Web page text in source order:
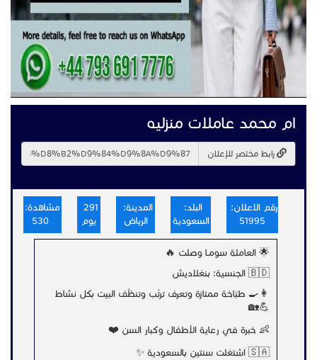
ام محمد عاملات منزليه
رابط مختصر للإعلان
رقم الاعلان:
51995
البلد:
السعودية
المدينة:
الرياض
291
يوم
مشاهدة:
🌟 العاملة سومـا وصلت 🔥
🇧🇩 الجنسية: بنغلاديش
👩‍🍳 طبّاخة ممتازة وتعرف ترتّب وتنظّف البيت بكل نشاط
💪🏡
👶 خبرة في رعاية الأطفال وكبار السن ❤️
🇸🇦 اشتغلت سنتين بالسعودية ✨